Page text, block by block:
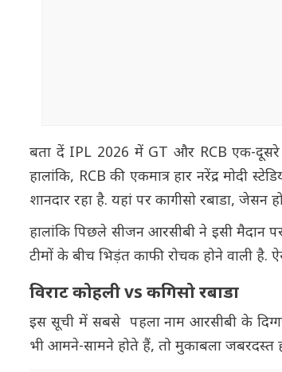
बता दें IPL 2026 में GT और RCB एक-
हालांकि, RCB की एकमात्र हार नरेंद्र मोदी
शानदार रहा है. यहां पर कागीसो रबाडा,
हालांकि पिछले सीजन आरसीबी ने इसी मैदान
टीमों के बीच भिड़ंत काफी रोचक होने वाली
विराट कोहली vs कगिसो रबाडा
इस सूची में सबसे पहला नाम आरसीबी के
भी आमने-सामने होते हैं, तो मुकाबला जबरदस्त